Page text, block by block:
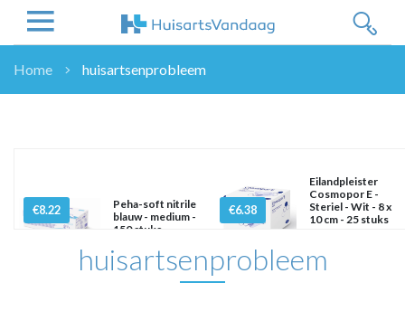
ZORGVERZEKERAARS
ICT
NASCHOLINGEN
Home huisartsenprobleem
€8.22
Peha-soft nitrile
blauw - medium -
150 stuks
€6.38
Eilandpleister
Cosmopor E -
Steriel - Wit - 8 x
10 cm - 25 stuks
huisartsenprobleem